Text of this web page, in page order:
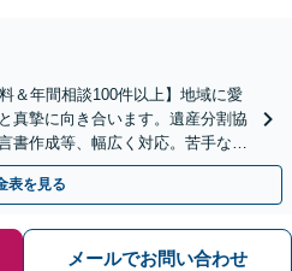
＆年間相談100件以上】地域に愛
真摯に向き合います。遺産分割協
書作成等、幅広く対応。苦手な親
りやすい費用体系】
表を見る
メールでお問い合わせ